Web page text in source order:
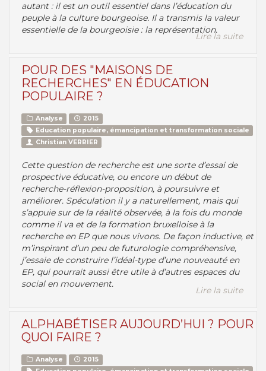
autant : il est un outil essentiel dans l’éducation du
peuple à la culture bourgeoise. Il a transmis la valeur
essentielle de la bourgeoisie : la représentation.
Lire la suite
POUR DES "MAISONS DE
RECHERCHES" EN ÉDUCATION
POPULAIRE ?
Analyse
2015
Education populaire, émancipation et transformation sociale
Christian VERRIER
Cette question de recherche est une sorte d’essai de
prospective éducative, ou encore un début de
recherche-réflexion-proposition, à poursuivre et
améliorer. Spéculation il y a naturellement, mais qui
s’appuie sur de la réalité observée, à la fois du monde
comme il va et de la formation bruxelloise à la
recherche en EP que nous vivons. De façon inductive, et
m’inspirant d’un peu de futurologie compréhensive,
j’essaie de construire l’idéal-type d’une nouveauté en
EP, qui pourrait aussi être utile à d’autres espaces du
social en mouvement.
Lire la suite
ALPHABÉTISER AUJOURD’HUI ? POUR
QUOI FAIRE ?
Analyse
2015